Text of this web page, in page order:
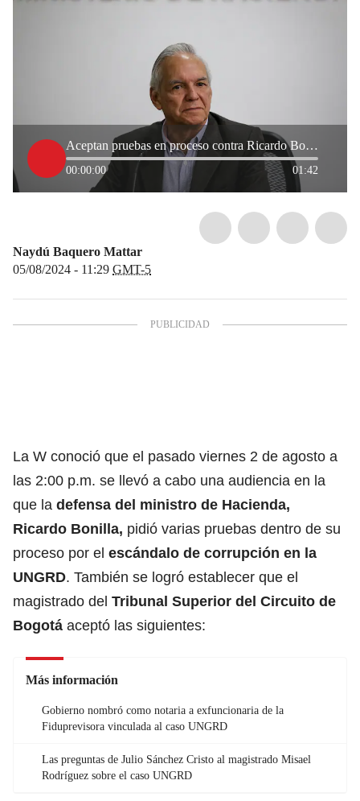
Aceptan pruebas en proceso contra Ricardo Bonilla por corrupción en la UNGRD
00:00:00 01:42
Naydú Baquero Mattar
05/08/2024 - 11:29 GMT-5
La W conoció que el pasado viernes 2 de agosto a
las 2:00 p.m. se llevó a cabo una audiencia en la
que la defensa del ministro de Hacienda,
Ricardo Bonilla, pidió varias pruebas dentro de su
proceso por el escándalo de corrupción en la
UNGRD. También se logró establecer que el
magistrado del Tribunal Superior del Circuito de
Bogotá aceptó las siguientes:
Más información
Gobierno nombró como notaria a exfuncionaria de la
Fiduprevisora vinculada al caso UNGRD
Las preguntas de Julio Sánchez Cristo al magistrado Misael
Rodríguez sobre el caso UNGRD